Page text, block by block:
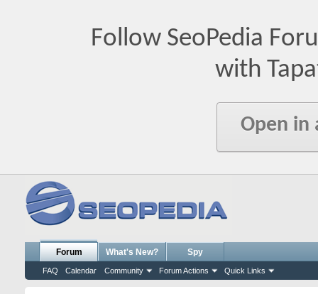
Follow SeoPedia
with
Open in
Forum
FAQ Calendar Community Forum Actions Quick Links
What's New? Spy